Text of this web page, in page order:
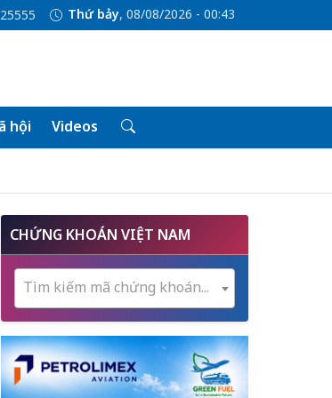
Thứ bảy, 08/08/2026 - 00:43
hội Videos
CHỨNG KHOÁN VIỆT NAM
Tìm kiếm mã chứng khoán...